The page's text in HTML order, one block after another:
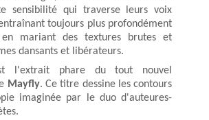
sensibilité qui traverse leurs voix
toujours plus profondément
mariant des textures brutes et
dansants et libérateurs.
l'extrait phare du tout nouvel
Mayfly. Ce titre dessine les contours
imaginée par le duo d'auteures-